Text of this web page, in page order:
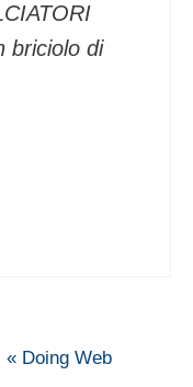
briciolo di
Doing Web